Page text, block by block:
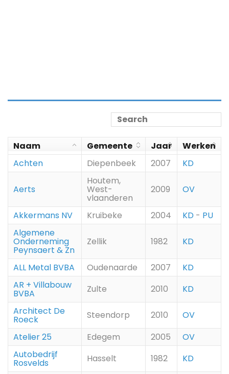
Naam Gemeente Jaar
Werken
Achten
Diepenbeek 2007 KD
Aerts
Houtem,
West-
vlaanderen
2009 OV
Akkermans NV Kruibeke 2004 KD - PU
Algemene
Onderneming
Peynsaert & Zn
Zellik 1982 KD
ALL Metal BVBA Oudenaarde 2007
KD
AR + Villabouw
BVBA Zulte 2010
KD
Architect De
Roeck Steendorp 2010
OV
Atelier 25
Edegem 2005
OV
Autobedrijf
Rosvelds Hasselt 1982
KD